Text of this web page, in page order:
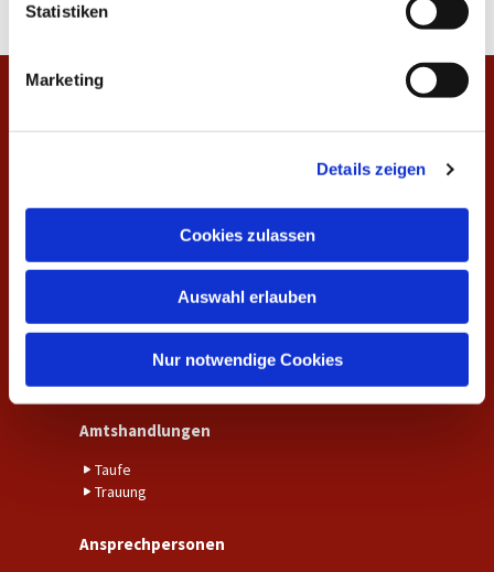
Statistiken
Marketing
Details zeigen
Cookies zulassen
Auswahl erlauben
Nur notwendige Cookies
Aktuelles
Fundraising
Kalender
Amtshandlungen
Taufe
Trauung
Ansprechpersonen